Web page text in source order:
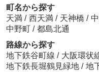
町名から探す
天満 / 西天満 / 天神橋 /
中野町 / 都島北通
路線から探す
地下鉄谷町線 / 大阪環状
地下鉄長堀鶴見緑地 / 地